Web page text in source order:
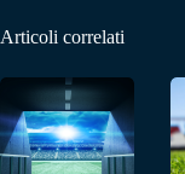
Articoli correlati